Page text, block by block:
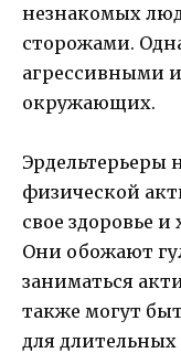
незнакомых
сторожами.
агрессивными
окружающих.
Эрдельтерьеры
физической
свое здоровье
Они обожают
заниматься
также могут
для длительных